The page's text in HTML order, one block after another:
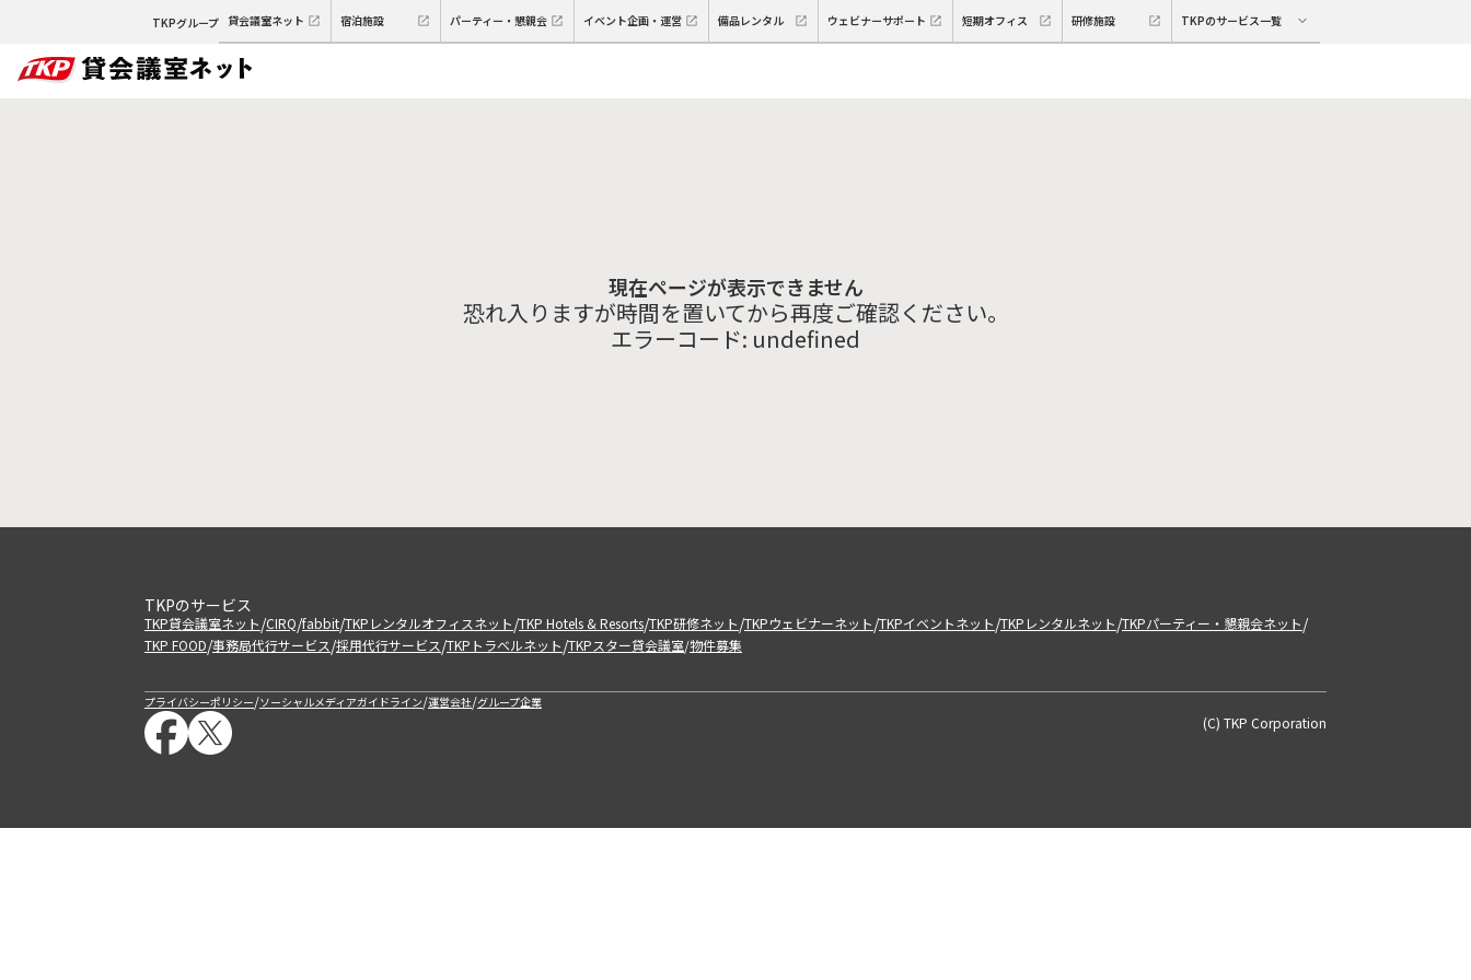
TKPグループ 貸会議室ネット 宿泊施設 パーティー・懇親会 イベント企画・運営 備品レンタル ウェビナーサポート 短期オフィス 研修施設 TKPのサービス一覧
現在ページが表示できません
恐れ入りますが時間を置いてから再度ご確認ください。
エラーコード: undefined
TKPのサービス
TKP貸会議室ネット/CIRQ/fabbit/TKPレンタルオフィスネット/TKP Hotels & Resorts/TKP研修ネット/TKPウェビナーネット/TKPイベントネット/TKPレンタルネット/TKPパーティー・懇親会ネット/
TKP FOOD/事務局代行サービス/採用代行サービス/TKPトラベルネット/TKPスター貸会議室/物件募集
プライバシーポリシー/ソーシャルメディアガイドライン/運営会社/グループ企業
(C) TKP Corporation